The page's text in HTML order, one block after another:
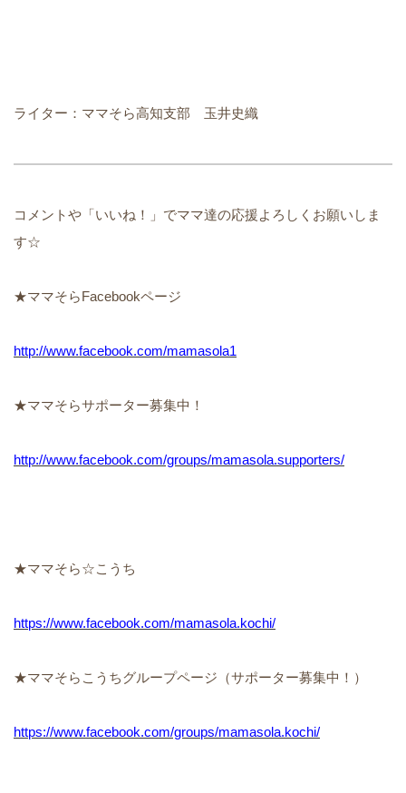
ライター：ママそら高知支部 玉井史織
コメントや「いいね！」でママ達の応援よろしくお願いしま
す☆
★ママそらFacebookページ
http://www.facebook.com/mamasola1
★ママそらサポーター募集中！
http://www.facebook.com/groups/mamasola.supporters/
★ママそら☆こうち
https://www.facebook.com/mamasola.kochi/
★ママそらこうちグループページ（サポーター募集中！）
https://www.facebook.com/groups/mamasola.kochi/